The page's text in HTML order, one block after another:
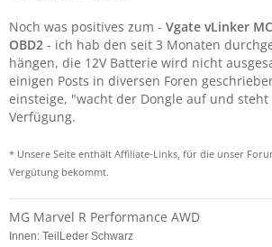
Noch was positives zum - Vgate vLinker
OBD2 - ich hab den seit 3 Monaten
hängen, die 12V Batterie wird nicht
einigen Posts in diversen Foren
einsteige, "wacht der Dongle auf und steht
Verfügung.
* Unsere Seite enthält Affiliate-Links, für die unser
Vergütung bekommt.
MG Marvel R Performance AWD
Innen: TeilLeder Schwarz